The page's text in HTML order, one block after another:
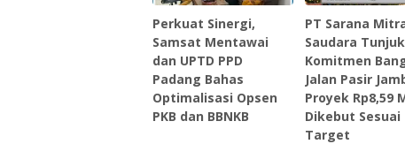
Perkuat Sinergi,
Samsat Mentawai
dan UPTD PPD
Padang Bahas
Optimalisasi Opsen
PKB dan BBNKB
PT Sarana
Saudara
Komitmen
Jalan Pasir
Proyek Rp8,59
Dikebut Sesuai
Target